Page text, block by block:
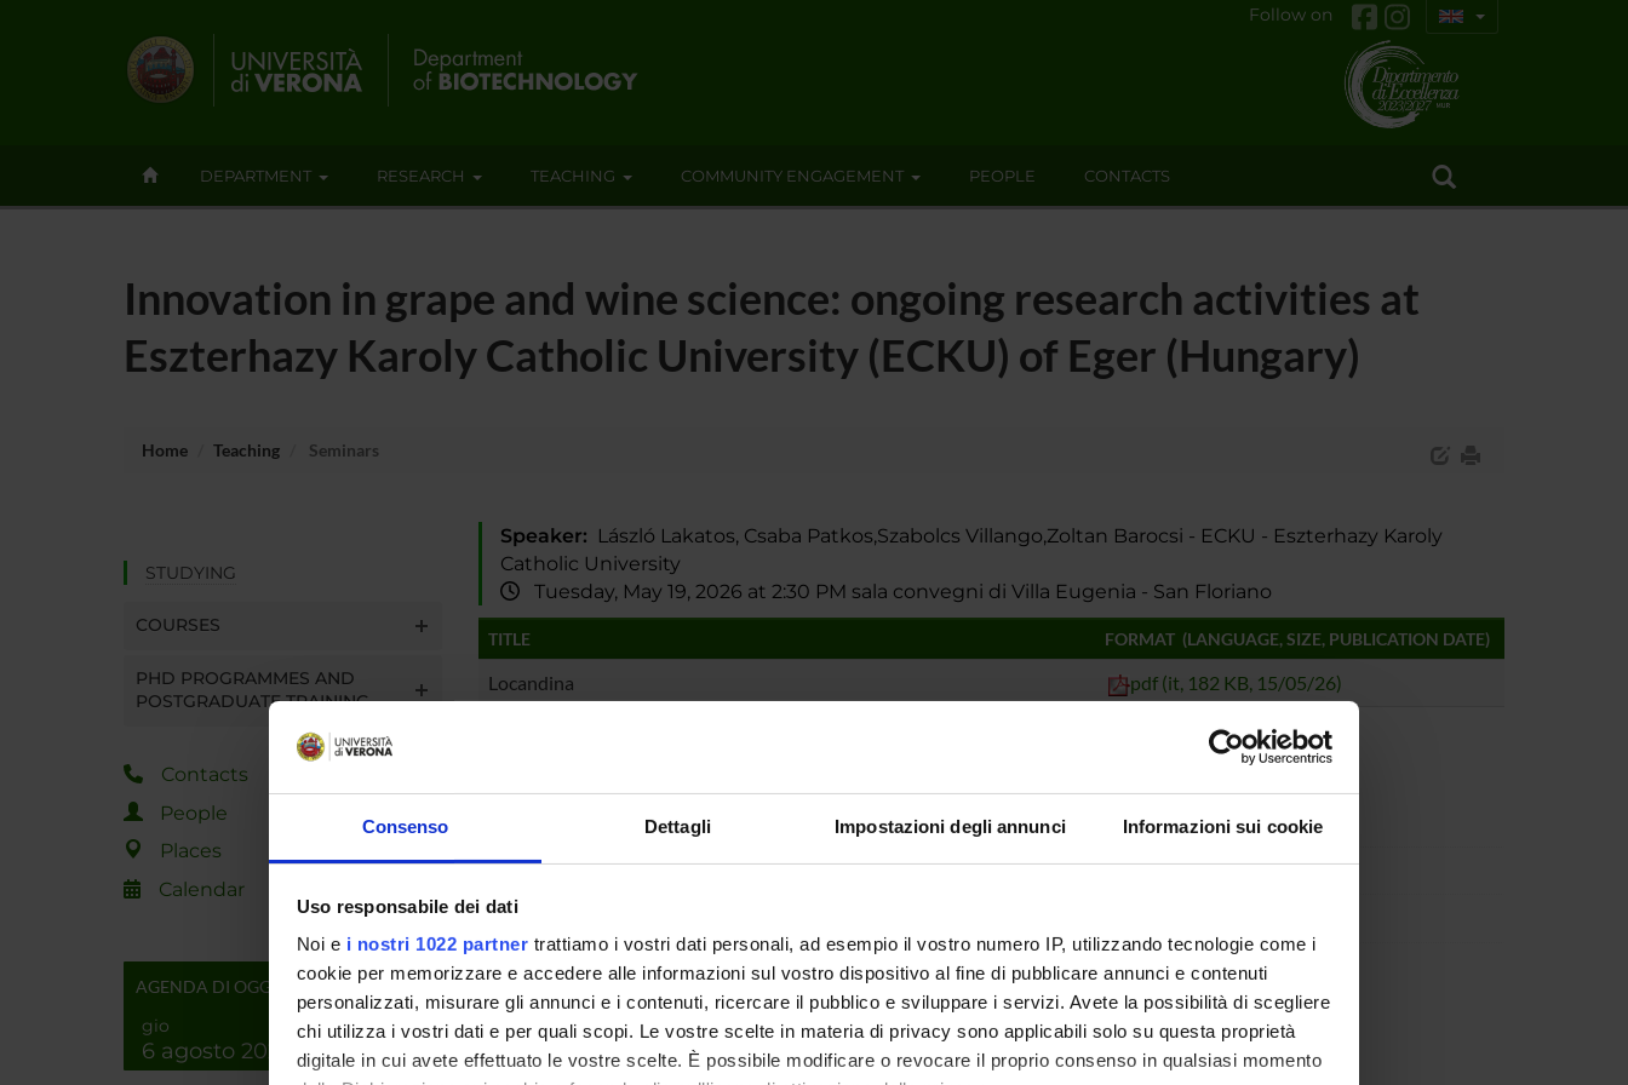
Consenso Dettagli Impostazioni degli annunci Informazioni sui cookie
Uso responsabile dei dati
Noi e i nostri 1022 partner trattiamo i vostri dati personali, ad esempio il vostro numero IP, utilizzando tecnologie come i
cookie per memorizzare e accedere alle informazioni sul vostro dispositivo al fine di pubblicare annunci e contenuti
personalizzati, misurare gli annunci e i contenuti, ricercare il pubblico e sviluppare i servizi. Avete la possibilità di scegliere
chi utilizza i vostri dati e per quali scopi. Le vostre scelte in materia di privacy sono applicabili solo su questa proprietà
digitale in cui avete effettuato le vostre scelte. È possibile modificare o revocare il proprio consenso in qualsiasi momento
Follow on
DEPARTMENT RESEARCH TEACHING COMMUNITY ENGAGEMENT PEOPLE CONTACTS
Innovation in grape and wine science: ongoing research activities at
Eszterhazy Karoly Catholic University (ECKU) of Eger (Hungary)
Home Teaching Seminars
STUDYING
COURSES
PHD PROGRAMMES AND
POSTGRADUATE TRAINING
Contacts
People
Places
Calendar
AGENDA DI OGGI
gio
6 agosto 2026
Speaker: László Lakatos, Csaba Patkos,Szabolcs Villango,Zoltan Barocsi - ECKU - Eszterhazy Karoly
Catholic University
Tuesday, May 19, 2026 at 2:30 PM sala convegni di Villa Eugenia - San Floriano
TITLE FORMAT (LANGUAGE, SIZE, PUBLICATION DATE)
Locandina pdf (it, 182 KB, 15/05/26)
Maurizio Ugliano
External reference
Publication date